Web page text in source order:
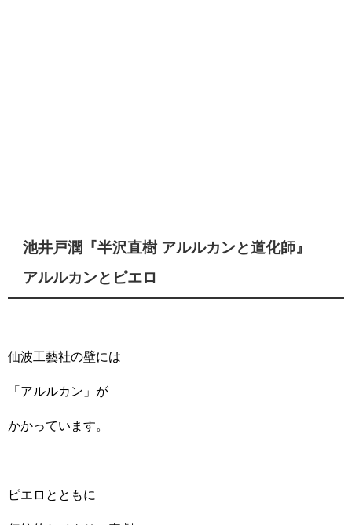
池井戸潤『半沢直樹 アルルカンと道化師』
アルルカンとピエロ
仙波工藝社の壁には
「アルルカン」が
かかっています。
ピエロとともに